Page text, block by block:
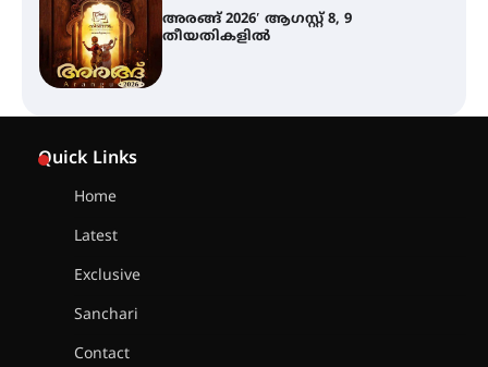
ഇടത്തരം മഴയ്ക്കും കാറ്റിനും
സാധ്യത ഇരിങ്ങാലക്കുടയിൽ 4.4
മില്ലി മീറ്റർ മഴ ലഭിച്ചു
Quick Links
Home
Latest
Exclusive
Sanchari
Contact